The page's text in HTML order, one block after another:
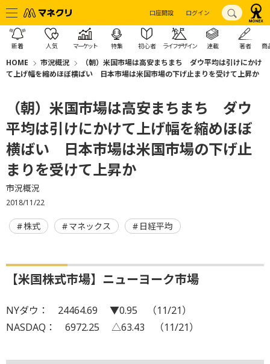
口座開設 ログイン
新着 人気 マーケット 特集 初心者 ライフデザイン 連載 著者 商
HOME 市況概況
（朝）米国市場は高安まちまち ダウ平均は引けにかけ
て上げ幅を縮めほぼ横ばい 日本市場は米国市場の下げ止まりを受けて上昇か
（朝）米国市場は高安まちまち ダウ
平均は引けにかけて上げ幅を縮めほぼ
横ばい 日本市場は米国市場の下げ止
まりを受けて上昇か
市況概況
2018/11/22
株式 マネックス 日経平均
【米国株式市場】ニューヨーク市場
NYダウ： 24464.69 ▼0.95 （11/21）
NASDAQ： 6972.25 △63.43 （11/21）